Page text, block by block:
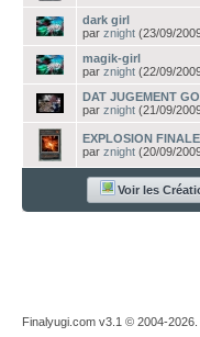
dark girl
par znight (23/09/
magik-girl
par znight (22/09/
DAT JUGEMENT
par znight (21/09/
EXPLOSION FINALE
par znight (20/09/
Voir les
Finalyugi.com v3.1 © 2004-